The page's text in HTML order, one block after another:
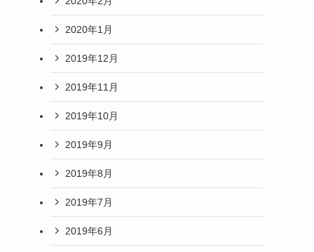
2020年1月
2019年12月
2019年11月
2019年10月
2019年9月
2019年8月
2019年7月
2019年6月